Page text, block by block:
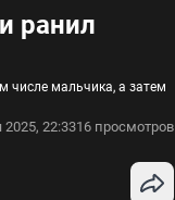
ранил
числе мальчика, а затем
2025, 22:3316 просмотров